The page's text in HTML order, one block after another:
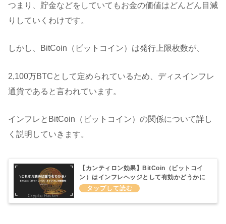
つまり、貯金などをしていてもお金の価値はどんどん目減
りしていくわけです。
しかし、BitCoin（ビットコイン）は発行上限枚数が、
2,100万BTCとして定められているため、ディスインフレ
通貨であると言われています。
インフレとBitCoin（ビットコイン）の関係について詳し
く説明していきます。
【カンティロン効果】BitCoin（ビットコイ
ン）はインフレヘッジとして有効かどうかに
ついてわかりやすく説明してみた